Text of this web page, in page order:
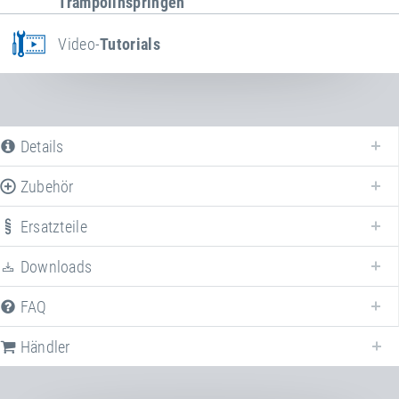
Video-Tutorials
Details
Zubehör
Erweitern Sie IhrKids Tramp "Kindergarten XL"mit verschiedenem
Zubehör!
Art.-Nr.: E97541-E97041
Kids Tramps
Ersatzteile
Downloads
FAQ
Händler